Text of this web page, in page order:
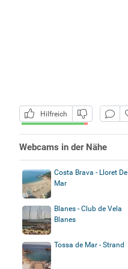
Hilfreich
Webcams in der Nähe
Costa Brava - Lloret De
Mar
Blanes - Club de Vela
Blanes
Tossa de Mar - Strand